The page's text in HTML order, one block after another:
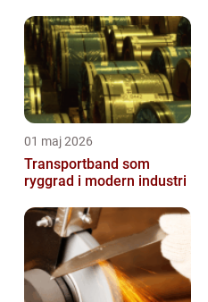
01 maj 2026
Transportband som
ryggrad i modern industri